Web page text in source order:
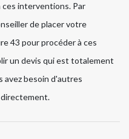
interventions. Par
de placer votre
43 pour procéder à ces
un devis qui est totalement
avez besoin d'autres